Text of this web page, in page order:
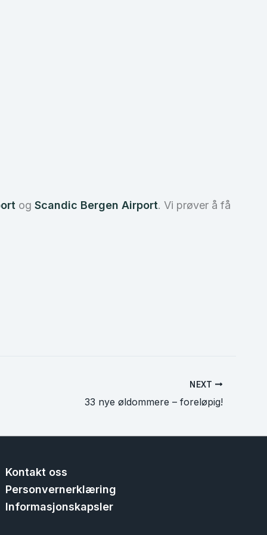
og Scandic Bergen Airport. Vi prøver å få
NEXT
33 nye øldommere – foreløpig!
Kontakt oss
Personvernerklæring
Informasjonskapsler